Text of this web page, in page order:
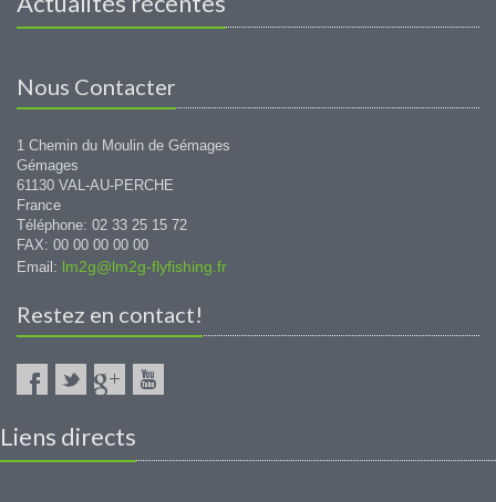
Nous Contacter
1 Chemin du Moulin de Gémages
Gémages
61130 VAL-AU-PERCHE
France
Téléphone: 02 33 25 15 72
FAX: 00 00 00 00 00
Email: lm2g@lm2g-flyfishing.fr
Restez en contact!
Liens directs